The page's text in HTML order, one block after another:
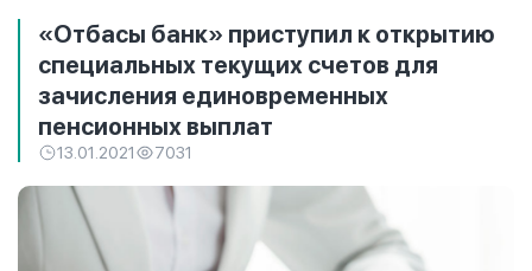
«Отбасы банк» приступил к открытию
специальных текущих счетов для
зачисления единовременных
пенсионных выплат
13.01.2021 7031